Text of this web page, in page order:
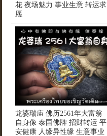
花 夜场魅力 事业生意 转运求
愿
龙婆瑞庙 佛历2561年大富翁
自身像 泰国佛牌 招财转运 平
安健康 人缘异性缘 生意事业